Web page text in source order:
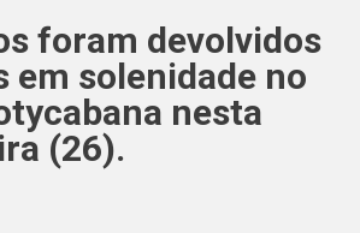
foram devolvidos
em solenidade no
nesta
(26).